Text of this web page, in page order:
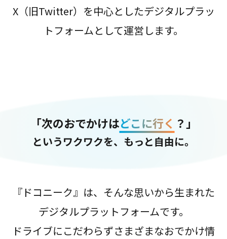
X（旧Twitter）を中心としたデジタルプラッ
トフォームとして運営します。
「次のおでかけはどこに行く ？」
というワクワクを、もっと自由に。
『ドコニーク』は、そんな思いから生まれた
デジタルプラットフォームです。
ドライブにこだわらずさまざまなおでかけ情